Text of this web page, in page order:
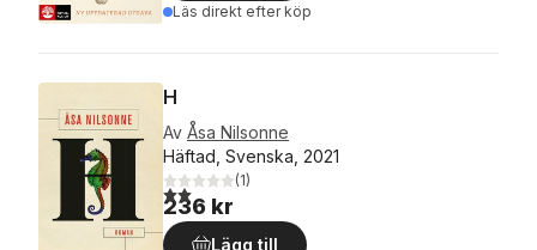
Läs direkt efter köp
H
Av Åsa Nilsonne
Häftad, Svenska, 2021
2,0utav 5 stjärnor. Totalt antal röster:
(1)
236 kr
Lägg till